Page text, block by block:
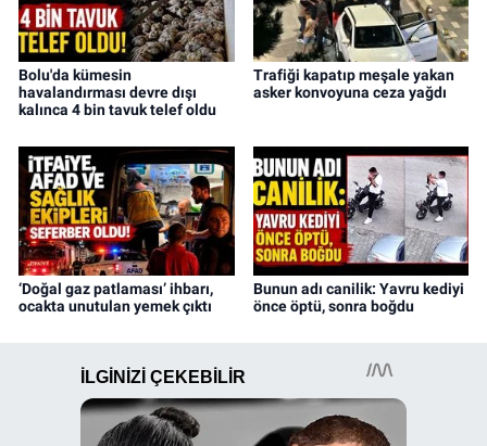
Bolu'da kümesin
havalandırması devre dışı
kalınca 4 bin tavuk telef oldu
Trafiği kapatıp meşale yakan
asker konvoyuna ceza yağdı
‘Doğal gaz patlaması’ ihbarı,
ocakta unutulan yemek çıktı
Bunun adı canilik: Yavru kediyi
önce öptü, sonra boğdu